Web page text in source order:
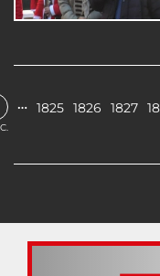
… 1825 1826 1827